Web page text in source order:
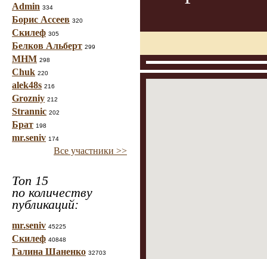
Admin 334
Борис Ассеев 320
Скилеф 305
Белков Альберт 299
МНМ 298
Chuk 220
alek48s 216
Grozniy 212
Strannic 202
Брат 198
mr.seniv 174
Все участники >>
Топ 15
по количеству
публикаций:
mr.seniv 45225
Скилеф 40848
Галина Шаненко 32703